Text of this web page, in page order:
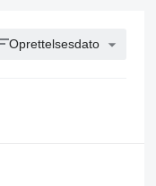
Oprettelsesdato